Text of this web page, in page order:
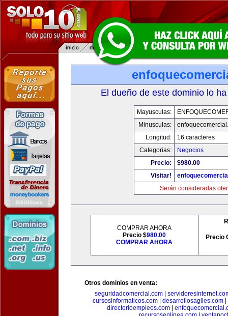
El dueño de este dominio lo
Mayusculas:
Minusculas:
Longitud:
16 caracteres
Categorias:
Negocios
Precio:
$980.00
Visitar!
Serán consideradas
COMPRAR AHORA
Precio $980.00
COMPRAR AHORA
Precio
Otros dominios en venta:
seguridadcomercial.com|
cursosinformaticos.com
desarrollosagiles.com
directorioempleos.com